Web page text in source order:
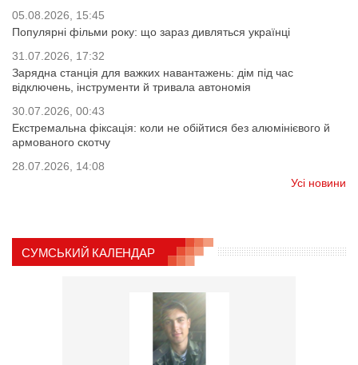
05.08.2026, 15:45
Популярні фільми року: що зараз дивляться українці
31.07.2026, 17:32
Зарядна станція для важких навантажень: дім під час
відключень, інструменти й тривала автономія
30.07.2026, 00:43
Екстремальна фіксація: коли не обійтися без алюмінієвого й
армованого скотчу
28.07.2026, 14:08
Усі новини
СУМСЬКИЙ КАЛЕНДАР